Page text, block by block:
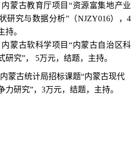
蒙古教育厅项目“资源富集地产业
研究与数据分析”（NJZY016），4
持。
蒙古软科学项目“内蒙古自治区科
研究”，
5万元，结题，主持。
蒙古统计局招标课题“内蒙古现代
力研究”， 3万元，结题，主持。